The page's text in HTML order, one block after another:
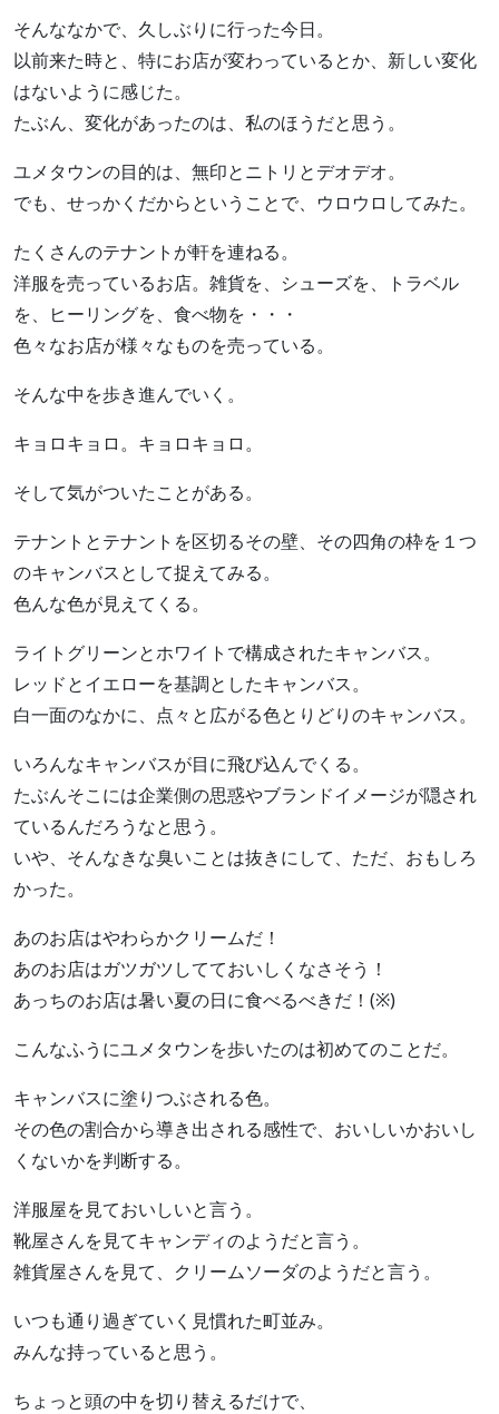
そんななかで、久しぶりに行った今日。
以前来た時と、特にお店が変わっているとか、新しい変化
はないように感じた。
たぶん、変化があったのは、私のほうだと思う。
ユメタウンの目的は、無印とニトリとデオデオ。
でも、せっかくだからということで、ウロウロしてみた。
たくさんのテナントが軒を連ねる。
洋服を売っているお店。雑貨を、シューズを、トラベル
を、ヒーリングを、食べ物を・・・
色々なお店が様々なものを売っている。
そんな中を歩き進んでいく。
キョロキョロ。キョロキョロ。
そして気がついたことがある。
テナントとテナントを区切るその壁、その四角の枠を１つ
のキャンバスとして捉えてみる。
色んな色が見えてくる。
ライトグリーンとホワイトで構成されたキャンバス。
レッドとイエローを基調としたキャンバス。
白一面のなかに、点々と広がる色とりどりのキャンバス。
いろんなキャンバスが目に飛び込んでくる。
たぶんそこには企業側の思惑やブランドイメージが隠され
ているんだろうなと思う。
いや、そんなきな臭いことは抜きにして、ただ、おもしろ
かった。
あのお店はやわらかクリームだ！
あのお店はガツガツしてておいしくなさそう！
あっちのお店は暑い夏の日に食べるべきだ！(※)
こんなふうにユメタウンを歩いたのは初めてのことだ。
キャンバスに塗りつぶされる色。
その色の割合から導き出される感性で、おいしいかおいし
くないかを判断する。
洋服屋を見ておいしいと言う。
靴屋さんを見てキャンディのようだと言う。
雑貨屋さんを見て、クリームソーダのようだと言う。
いつも通り過ぎていく見慣れた町並み。
みんな持っていると思う。
ちょっと頭の中を切り替えるだけで、